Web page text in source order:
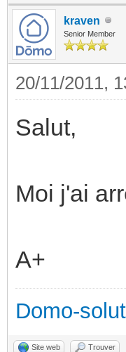
kraven
Senior Member
20/11/2011,
Salut,
Moi j'ai
A+
Domo-
Site web Trouver